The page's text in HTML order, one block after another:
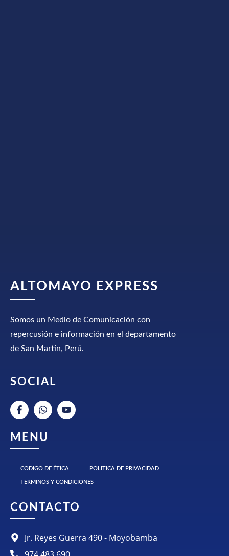
ALTOMAYO EXPRESS
Somos un Medio de Comunicación con
repercusión e información en el departamento
de San Martin, Perú.
SOCIAL
MENU
CODIGO DE ÉTICA POLITICA DE PRIVACIDAD
TERMINOS Y CONDICIONES
CONTACTO
Jr. Reyes Guerra 490 - Moyobamba